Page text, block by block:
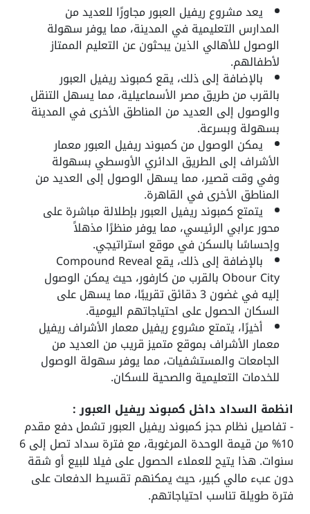
يعد مشروع ريفيل العبور مجاورًا للعديد من
المدارس التعليمية في المدينة، مما يوفر سهولة
الوصول للأهالي الذين يبحثون عن التعليم الممتاز
لأطفالهم.
بالإضافة إلى ذلك، يقع كمبوند ريفيل العبور
بالقرب من طريق مصر الأسماعيلية، مما يسهل التنقل
والوصول إلى العديد من المناطق الأخرى في المدينة
بسهولة وبسرعة.
يمكن الوصول من كمبوند ريفيل العبور معمار
الأشراف إلى الطريق الدائري الأوسطي بسهولة
وفي وقت قصير، مما يسهل الوصول إلى العديد من
المناطق الأخرى في القاهرة.
يتمتع كمبوند ريفيل العبور بإطلالة مباشرة على
محور عرابي الرئيسي، مما يوفر منظرًا مذهلاً
وإحساسًا بالسكن في موقع استراتيجي.
بالإضافة إلى ذلك، يقع Compound Reveal
Obour City بالقرب من كارفور، حيث يمكن الوصول
إليه في غضون 3 دقائق تقريبًا، مما يسهل على
السكان الحصول على احتياجاتهم اليومية.
أخيرًا، يتمتع مشروع ريفيل معمار الأشراف ريفيل
معمار الأشراف بموقع متميز قريب من العديد من
الجامعات والمستشفيات، مما يوفر سهولة الوصول
للخدمات التعليمية والصحية للسكان.
انظمة السداد داخل كمبوند ريفيل العبور :
- تفاصيل نظام حجز كمبوند ريفيل العبور تشمل دفع مقدم
10% من قيمة الوحدة المرغوبة، مع فترة سداد تصل إلى 6
سنوات. هذا يتيح للعملاء الحصول على فيلا للبيع أو شقة
دون عبء مالي كبير، حيث يمكنهم تقسيط الدفعات على
فترة طويلة تناسب احتياجاتهم.